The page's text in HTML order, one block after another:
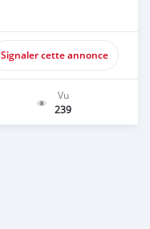
Signaler cette annonce
Vu
239